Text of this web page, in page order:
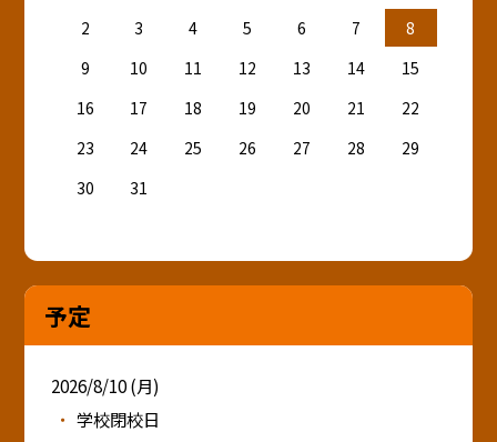
2
3 4 5 6 7
8
9
10 11 12 13 14
15
16
17 18 19 20 21
22
23
24 25 26 27 28
29
30
31
予定
2026/8/10 (月)
学校閉校日